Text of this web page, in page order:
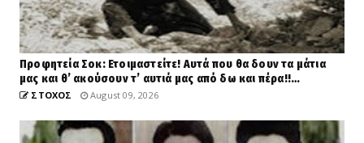
Προφητεία Σοκ: Ετοιμαστείτε! Αυτά που θα δουν τα μάτια
μας και θ’ ακούσουν τ’ αυτιά μας από δω και πέρα!!…
ΣΤΟΧΟΣ August 09, 2026